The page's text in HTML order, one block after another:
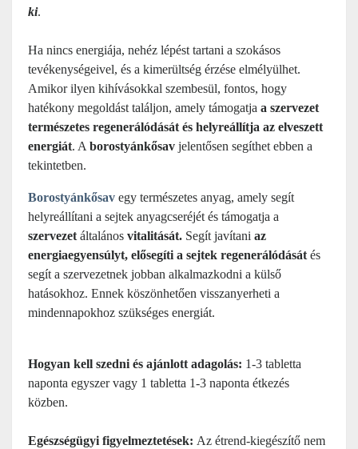
ki.
Ha nincs energiája, nehéz lépést tartani a szokásos
tevékenységeivel, és a kimerültség érzése elmélyülhet.
Amikor ilyen kihívásokkal szembesül, fontos, hogy
hatékony megoldást találjon, amely támogatja a szervezet
természetes regenerálódását és helyreállítja az elveszett
energiát. A borostyánkősav jelentősen segíthet ebben a
tekintetben.
Borostyánkősav egy természetes anyag, amely segít
helyreállítani a sejtek anyagcseréjét és támogatja a
szervezet általános vitalitását. Segít javítani az
energiaegyensúlyt, elősegíti a sejtek regenerálódását és
segít a szervezetnek jobban alkalmazkodni a külső
hatásokhoz. Ennek köszönhetően visszanyerheti a
mindennapokhoz szükséges energiát.
Hogyan kell szedni és ajánlott adagolás: 1-3 tabletta
naponta egyszer vagy 1 tabletta 1-3 naponta étkezés
közben.
Egészségügyi figyelmeztetések: Az étrend-kiegészítő nem